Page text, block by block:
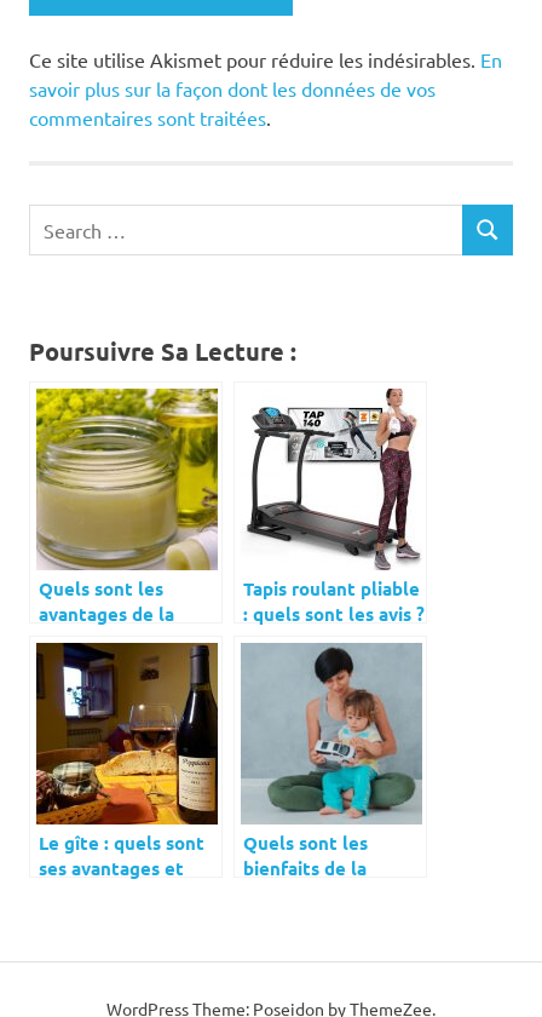
Ce site utilise Akismet pour réduire les indésirables. En
savoir plus sur la façon dont les données de vos
commentaires sont traitées
for:
SEARCH
Poursuivre Sa Lecture :
Quels sont les
avantages de la
nutri-cosmétique ?
Tapis roulant pliable
: quels sont les avis ?
Les prix ?
Le gîte : quels sont
ses avantages et
Quels sont les
bienfaits de la
?
WordPress Theme: Poseidon by ThemeZee.